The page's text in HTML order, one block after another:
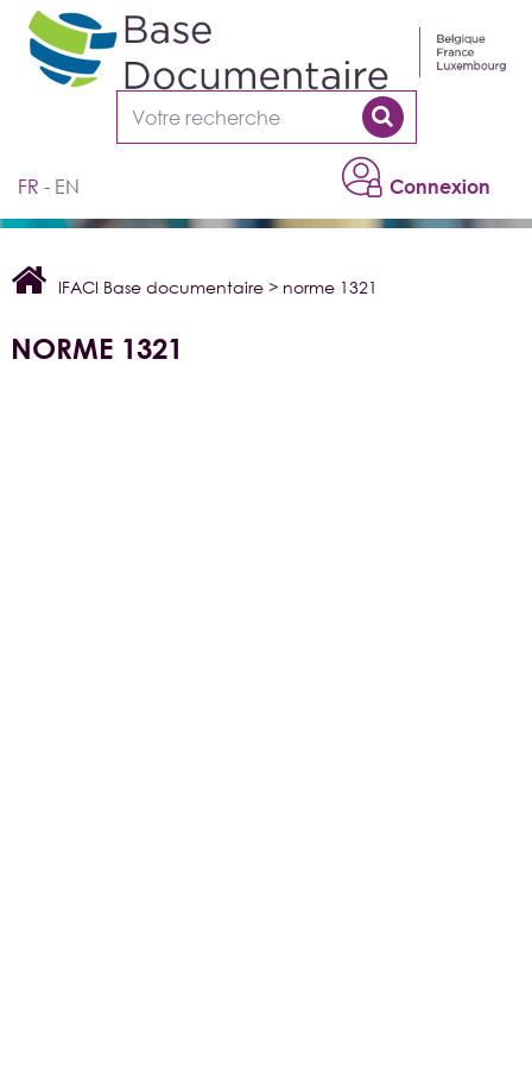
Connexion
FR EN
IFACI Base documentaire > norme 1321
NORME 1321
Cookies management panel